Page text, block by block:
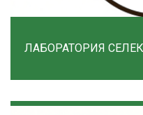
ЛАБОРАТОРИЯ